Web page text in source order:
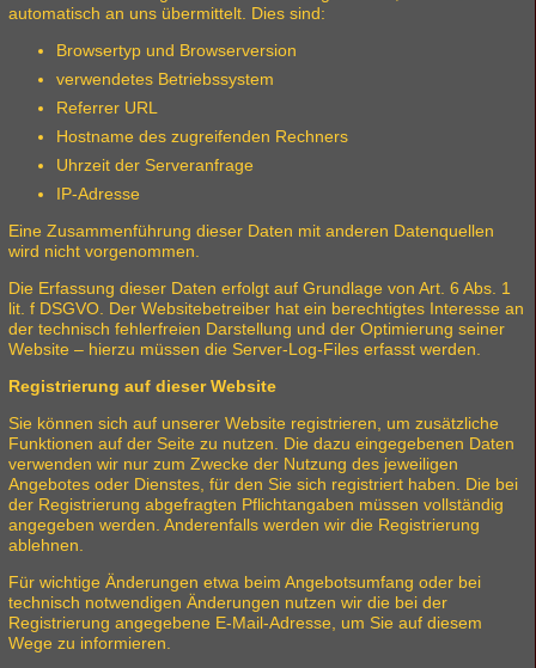
automatisch an uns übermittelt. Dies sind:
Browsertyp und Browserversion
verwendetes Betriebssystem
Referrer URL
Hostname des zugreifenden Rechners
Uhrzeit der Serveranfrage
IP-Adresse
Eine Zusammenführung dieser Daten mit anderen Datenquellen
wird nicht vorgenommen.
Die Erfassung dieser Daten erfolgt auf Grundlage von Art. 6 Abs. 1
lit. f DSGVO. Der Websitebetreiber hat ein berechtigtes Interesse an
der technisch fehlerfreien Darstellung und der Optimierung seiner
Website – hierzu müssen die Server-Log-Files erfasst werden.
Registrierung auf dieser Website
Sie können sich auf unserer Website registrieren, um zusätzliche
Funktionen auf der Seite zu nutzen. Die dazu eingegebenen Daten
verwenden wir nur zum Zwecke der Nutzung des jeweiligen
Angebotes oder Dienstes, für den Sie sich registriert haben. Die bei
der Registrierung abgefragten Pflichtangaben müssen vollständig
angegeben werden. Anderenfalls werden wir die Registrierung
ablehnen.
Für wichtige Änderungen etwa beim Angebotsumfang oder bei
technisch notwendigen Änderungen nutzen wir die bei der
Registrierung angegebene E-Mail-Adresse, um Sie auf diesem
Wege zu informieren.